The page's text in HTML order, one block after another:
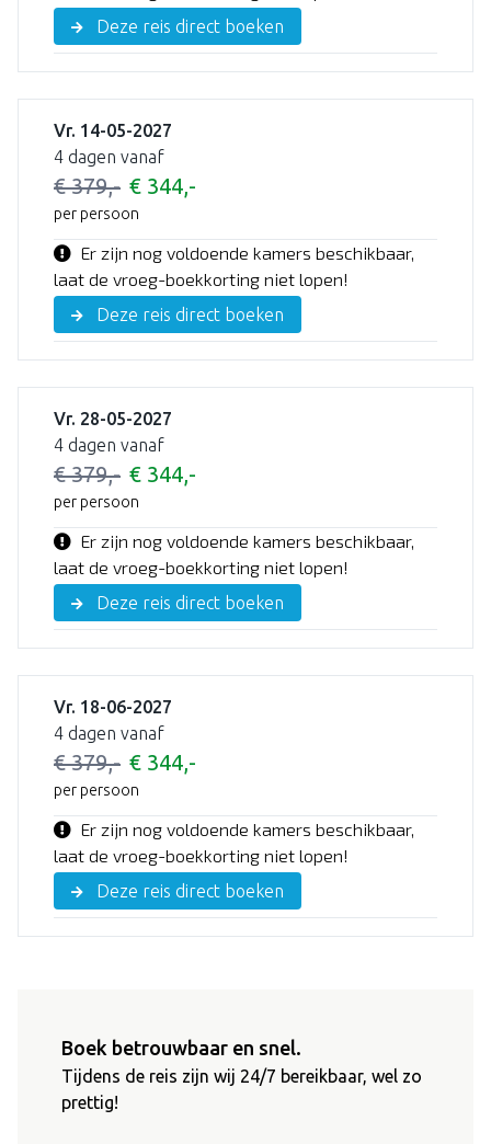
Deze reis direct boeken
Vr. 14-05-2027
4 dagen vanaf
€ 379,- € 344,-
per persoon
Er zijn nog voldoende kamers beschikbaar,
laat de vroeg-boekkorting niet lopen!
Deze reis direct boeken
Vr. 28-05-2027
4 dagen vanaf
€ 379,- € 344,-
per persoon
Er zijn nog voldoende kamers beschikbaar,
laat de vroeg-boekkorting niet lopen!
Deze reis direct boeken
Vr. 18-06-2027
4 dagen vanaf
€ 379,- € 344,-
per persoon
Er zijn nog voldoende kamers beschikbaar,
laat de vroeg-boekkorting niet lopen!
Deze reis direct boeken
Boek betrouwbaar en snel.
Tijdens de reis zijn wij 24/7 bereikbaar, wel zo
prettig!